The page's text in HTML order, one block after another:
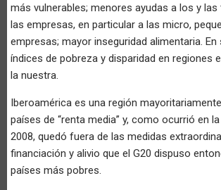
más vulnerables; menores ayudas a los y
las empresas, en particular a las micro,
empresas; mayor inseguridad alimentaria. En
índices de pobreza y disparidad en regiones
la nuestra.
Iberoamérica es una región
países de “renta media” y, como ocurrió en
2008, quedó fuera de las medidas
financiación y alivio que el G20 dispuso
países más pobres.